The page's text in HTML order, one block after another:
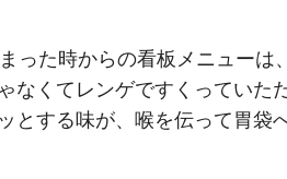
った時からの看板メニューは
なくてレンゲですくっていた
とする味が、喉を伝って胃袋